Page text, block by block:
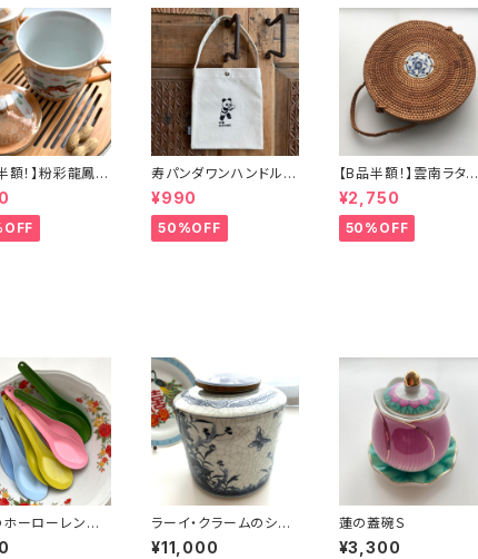
額！】粉彩龍鳳図
年代景徳鎮デ
ック）
寿パンダワンハンドルバ
ッグ
¥990
50%OFF
【B品半額！】雲南ラタン
カゴバッグ
¥2,750
50%OFF
ホーローレンゲ
ペールカラー）
ラーイ・クラームのシノ
ワズリ円筒壺
¥11,000
蓮の蓋碗Ｓ
¥3,300